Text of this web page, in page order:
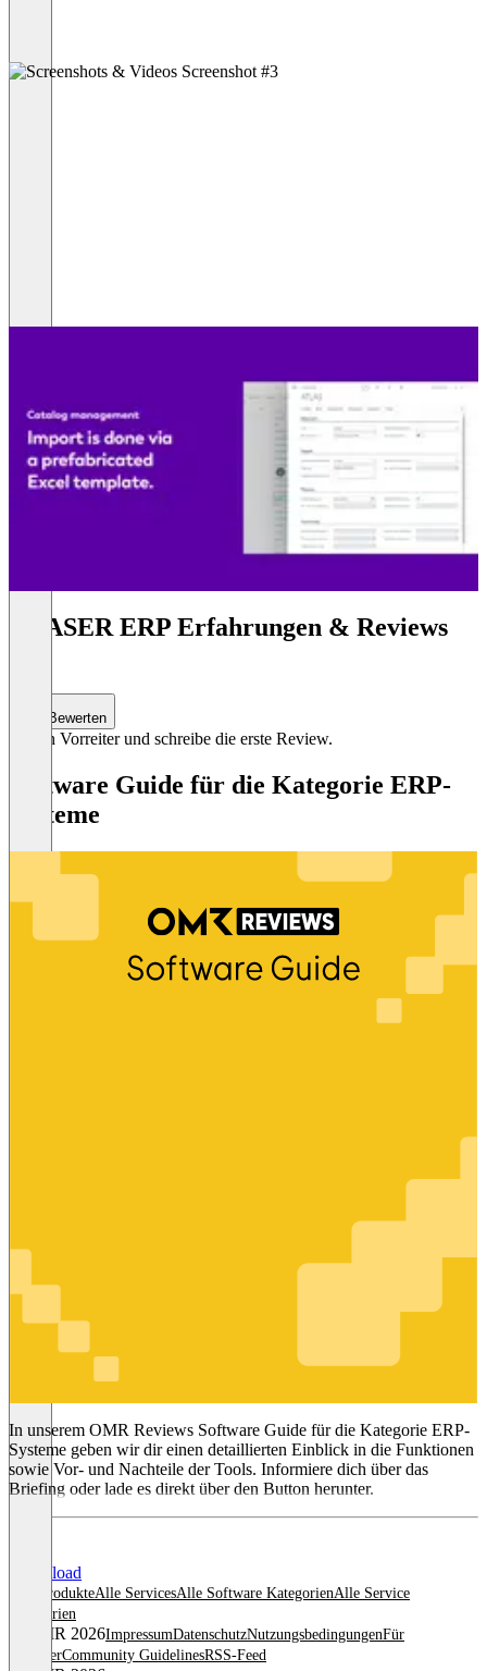
TRASER ERP Erfahrungen & Reviews
Bewerten
Sei ein Vorreiter und schreibe die erste Review.
Software Guide für die Kategorie ERP-
Systeme
ERP-Systeme
In unserem OMR Reviews Software Guide für die Kategorie ERP-
Systeme geben wir dir einen detaillierten Einblick in die Funktionen
sowie Vor- und Nachteile der Tools. Informiere dich über das
Briefing oder lade es direkt über den Button herunter.
Download
Alle ProdukteAlle ServicesAlle Software KategorienAlle Service
Kategorien
© OMR 2026ImpressumDatenschutzNutzungsbedingungenFür
AnbieterCommunity GuidelinesRSS-Feed